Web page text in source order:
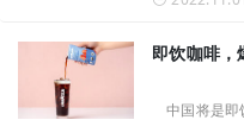
即饮咖啡，
中国将是即